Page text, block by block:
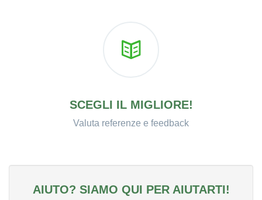
SCEGLI IL MIGLIORE!
Valuta referenze e feedback
AIUTO? SIAMO QUI PER AIUTARTI!